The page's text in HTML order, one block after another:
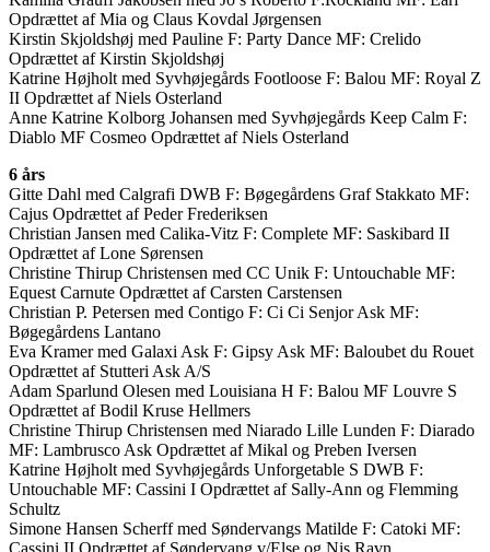
Opdrættet af Mia og Claus Kovdal Jørgensen
Kirstin Skjoldshøj med Pauline F: Party Dance MF: Crelido
Opdrættet af Kirstin Skjoldshøj
Katrine Højholt med Syvhøjegårds Footloose F: Balou MF: Royal Z
II Opdrættet af Niels Osterland
Anne Katrine Kolborg Johansen med Syvhøjegårds Keep Calm F:
Diablo MF Cosmeo Opdrættet af Niels Osterland
6 års
Gitte Dahl med Calgrafi DWB F: Bøgegårdens Graf Stakkato MF:
Cajus Opdrættet af Peder Frederiksen
Christian Jansen med Calika-Vitz F: Complete MF: Saskibard II
Opdrættet af Lone Sørensen
Christine Thirup Christensen med CC Unik F: Untouchable MF:
Equest Carnute Opdrættet af Carsten Carstensen
Christian P. Petersen med Contigo F: Ci Ci Senjor Ask MF:
Bøgegårdens Lantano
Eva Kramer med Galaxi Ask F: Gipsy Ask MF: Baloubet du Rouet
Opdrættet af Stutteri Ask A/S
Adam Sparlund Olesen med Louisiana H F: Balou MF Louvre S
Opdrættet af Bodil Kruse Hellmers
Christine Thirup Christensen med Niarado Lille Lunden F: Diarado
MF: Lambrusco Ask Opdrættet af Mikal og Preben Iversen
Katrine Højholt med Syvhøjegårds Unforgetable S DWB F:
Untouchable MF: Cassini I Opdrættet af Sally-Ann og Flemming
Schultz
Simone Hansen Scherff med Søndervangs Matilde F: Catoki MF:
Cassini II Opdrættet af Søndervang v/Else og Nis Ravn